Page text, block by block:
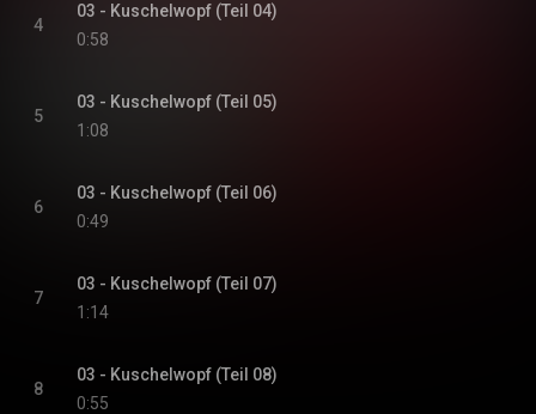
4
03 - Kuschelwopf (Teil 04)
0:58
5
03 - Kuschelwopf (Teil 05)
1:08
6
03 - Kuschelwopf (Teil 06)
0:49
7
03 - Kuschelwopf (Teil 07)
1:14
8
03 - Kuschelwopf (Teil 08)
0:55